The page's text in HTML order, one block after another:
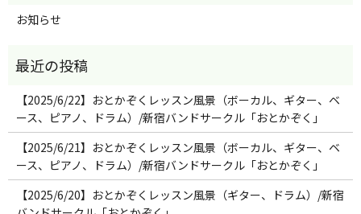
お知らせ
【2025/6/22】おとかぞくレッスン風景（ボーカル、ギター、ベ
ース、ピアノ、ドラム）/新宿バンドサークル「おとかぞく」
【2025/6/21】おとかぞくレッスン風景（ボーカル、ギター、ベ
ース、ピアノ、ドラム）/新宿バンドサークル「おとかぞく」
【2025/6/20】おとかぞくレッスン風景（ギター、ドラム）/新宿